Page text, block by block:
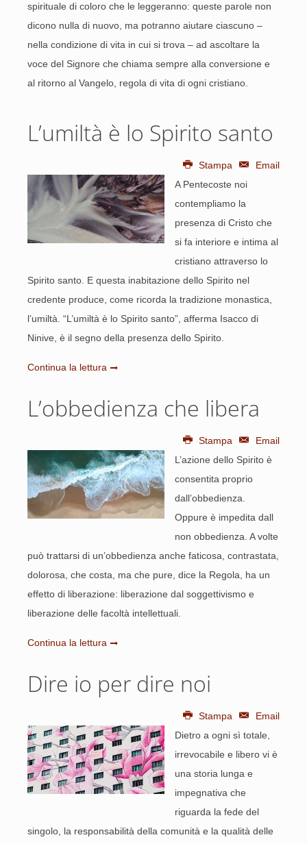
spirituale di coloro che le leggeranno: queste parole non
dicono nulla di nuovo, ma potranno aiutare ciascuno –
nella condizione di vita in cui si trova – ad ascoltare la
voce del Signore che chiama sempre alla conversione e
al ritorno al Vangelo, regola di vita di ogni cristiano.
L’umiltà è lo Spirito santo
Stampa
Email
A Pentecoste noi
contempliamo la
presenza di Cristo che
si fa interiore e intima al
cristiano attraverso lo
Spirito santo. E questa inabitazione dello Spirito nel
credente produce, come ricorda la tradizione monastica,
l’umiltà. “L’umiltà è lo Spirito santo”, afferma Isacco di
Ninive, è il segno della presenza dello Spirito.
Continua la lettura
L’obbedienza che libera
Stampa
Email
L’azione dello Spirito è
consentita proprio
dall’obbedienza.
Oppure è impedita dall
non obbedienza. A volte
può trattarsi di un’obbedienza anche faticosa, contrastata,
dolorosa, che costa, ma che pure, dice la Regola, ha un
effetto di liberazione: liberazione dal soggettivismo e
liberazione delle facoltà intellettuali.
Continua la lettura
Dire io per dire noi
Stampa
Email
Dietro a ogni sì totale,
irrevocabile e libero vi è
una storia lunga e
impegnativa che
riguarda la fede del
singolo, la responsabilità della comunità e la qualità delle